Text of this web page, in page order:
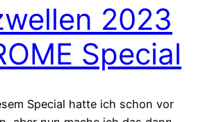
2023
Special
Special hatte ich schon vor